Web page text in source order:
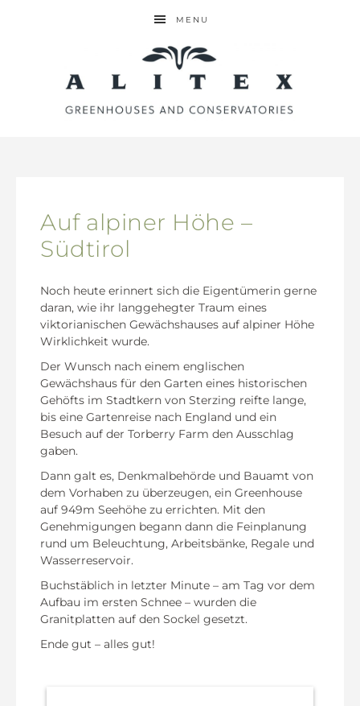
MENU
Auf alpiner Höhe –
Südtirol
Noch heute erinnert sich die Eigentümerin gerne
daran, wie ihr langgehegter Traum eines
viktorianischen Gewächshauses auf alpiner Höhe
Wirklichkeit wurde.
Der Wunsch nach einem englischen
Gewächshaus für den Garten eines historischen
Gehöfts im Stadtkern von Sterzing reifte lange,
bis eine Gartenreise nach England und ein
Besuch auf der Torberry Farm den Ausschlag
gaben.
Dann galt es, Denkmalbehörde und Bauamt von
dem Vorhaben zu überzeugen, ein Greenhouse
auf 949m Seehöhe zu errichten. Mit den
Genehmigungen begann dann die Feinplanung
rund um Beleuchtung, Arbeitsbänke, Regale und
Wasserreservoir.
Buchstäblich in letzter Minute – am Tag vor dem
Aufbau im ersten Schnee – wurden die
Granitplatten auf den Sockel gesetzt.
Ende gut – alles gut!